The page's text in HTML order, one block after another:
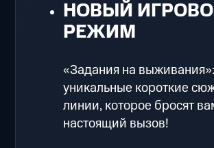
НОВЫЙ
РЕЖИМ
«Задания на выживания»:
уникальные короткие
линии, которое бросят
настоящий вызов!